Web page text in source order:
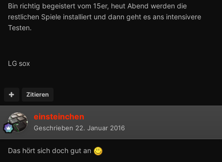
Bin richtig begeistert vom 15er, heut Abend werden die
restlichen Spiele installiert und dann geht es ans intensivere
Testen.
LG sox
Zitieren
einsteinchen
Geschrieben 22. Januar 2016
Das hört sich doch gut an